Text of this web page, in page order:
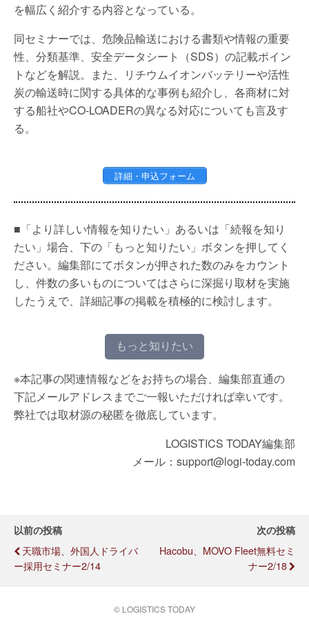
を幅広く紹介する内容となっている。
同セミナーでは、危険品輸送における書類や情報の重要
性、分類基準、安全データシート（SDS）の記載ポイン
トなどを解説。また、リチウムイオンバッテリーや活性
炭の輸送時に関する具体的な事例も紹介し、各商材に対
する船社やCO-LOADERの異なる対応についても言及す
る。
詳細・申込フォーム
■「より詳しい情報を知りたい」あるいは「続報を知り
たい」場合、下の「もっと知りたい」ボタンを押してく
ださい。編集部にてボタンが押された数のみをカウント
し、件数の多いものについてはさらに深掘り取材を実施
したうえで、詳細記事の掲載を積極的に検討します。
もっと知りたい
※本記事の関連情報などをお持ちの場合、編集部直通の
下記メールアドレスまでご一報いただければ幸いです。
弊社では取材源の秘匿を徹底しています。
LOGISTICS TODAY編集部
メール：support@logi-today.com
以前の投稿
天職市場、外国人ドライバ
ー採用セミナー2/14
次の投稿
Hacobu、MOVO Fleet無料セミ
ナー2/18
© LOGISTICS TODAY